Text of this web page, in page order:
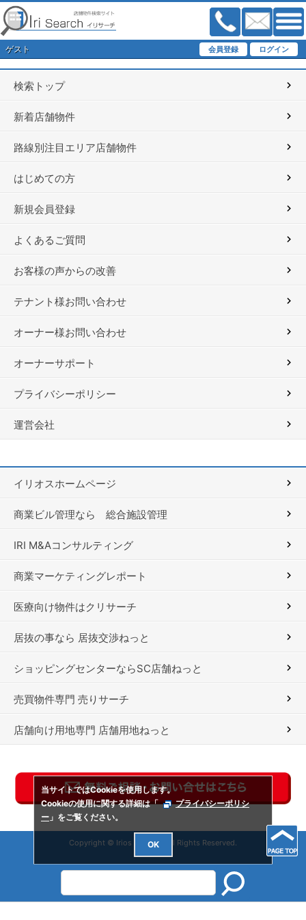
ゲスト
検索トップ
新着店舗物件
路線別注目エリア店舗物件
はじめての方
新規会員登録
よくあるご質問
お客様の声からの改善
テナント様お問い合わせ
オーナー様お問い合わせ
オーナーサポート
プライバシーポリシー
運営会社
イリオスホームページ
商業ビル管理なら 総合施設管理
IRI M&Aコンサルティング
商業マーケティングレポート
医療向け物件はクリサーチ
居抜の事なら 居抜交渉ねっと
ショッピングセンターならSC店舗ねっと
売買物件専門 売りサーチ
店舗向け用地専門 店舗用地ねっと
Copyright © Irios Co., Ltd. All Rights Reserved.
当サイトではCookieを使用します。
Cookieの使用に関する詳細は「
プライバシーポリシ
ー 」をご覧ください。
OK